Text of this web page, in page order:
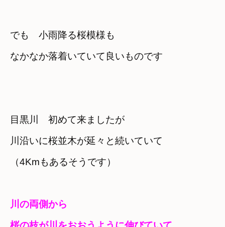
でも　小雨降る桜模様も
なかなか落着いていて良いものです
目黒川　初めて来ましたが
川沿いに桜並木が延々と続いていて
（4Kmもあるそうです）
川の両側から